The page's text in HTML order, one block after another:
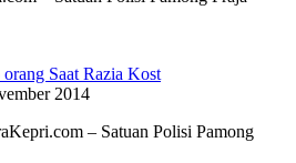
Saat Razia Kost
2014
– Satuan Polisi Pamong